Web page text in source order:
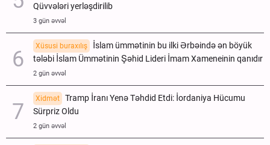
Qüvvələri yerləşdirilib
3 gün əvvəl
Xüsusi buraxılış
İslam ümmətinin bu ilki Ərbəində ən böyük
tələbi İslam Ümmətinin Şəhid Lideri İmam Xameneinin qanıdır
2 gün əvvəl
Xidmət
Tramp İranı Yenə Təhdid Etdi: İordaniya Hücumu
Sürpriz Oldu
2 gün əvvəl